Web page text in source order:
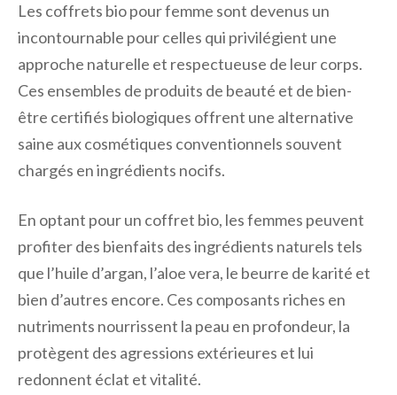
Les coffrets bio pour femme sont devenus un
incontournable pour celles qui privilégient une
approche naturelle et respectueuse de leur corps.
Ces ensembles de produits de beauté et de bien-
être certifiés biologiques offrent une alternative
saine aux cosmétiques conventionnels souvent
chargés en ingrédients nocifs.
En optant pour un coffret bio, les femmes peuvent
profiter des bienfaits des ingrédients naturels tels
que l’huile d’argan, l’aloe vera, le beurre de karité et
bien d’autres encore. Ces composants riches en
nutriments nourrissent la peau en profondeur, la
protègent des agressions extérieures et lui
redonnent éclat et vitalité.